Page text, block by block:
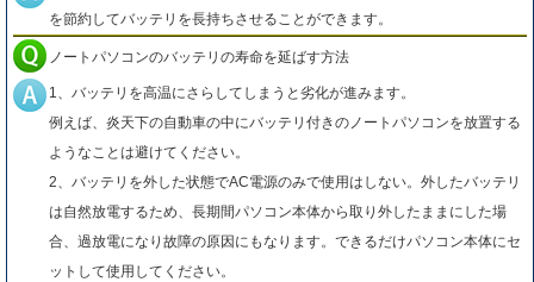
を節約してバッテリを長持ちさせることができます。
ノートパソコンのバッテリの寿命を延ばす方法
1、バッテリを高温にさらしてしまうと劣化が進みます。
例えば、炎天下の自動車の中にバッテリ付きのノートパソコンを放置する
ようなことは避けてください。
2、バッテリを外した状態でAC電源のみで使用はしない。外したバッテリ
は自然放電するため、長期間パソコン本体から取り外したままにした場
合、過放電になり故障の原因にもなります。できるだけパソコン本体にセ
ットして使用してください。